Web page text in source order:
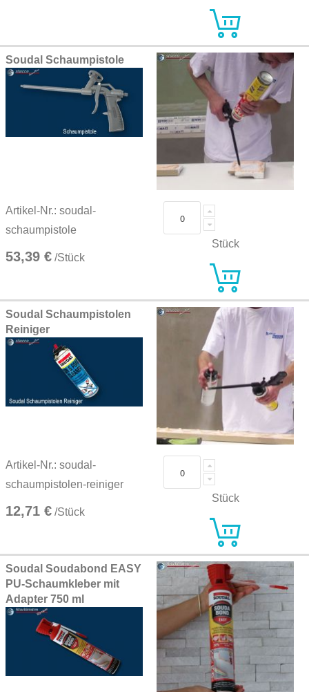
Soudal Schaumpistole
Artikel-Nr.: soudal-
schaumpistole
53,39 € /Stück
Stück
Soudal Schaumpistolen
Reiniger
Artikel-Nr.: soudal-
schaumpistolen-reiniger
12,71 € /Stück
Stück
Soudal Soudabond EASY
PU-Schaumkleber mit
Adapter 750 ml